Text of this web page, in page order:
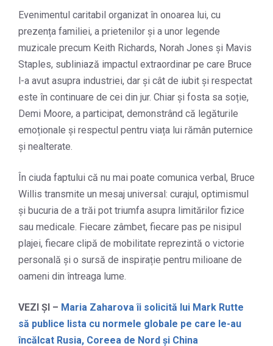
Evenimentul caritabil organizat în onoarea lui, cu
prezența familiei, a prietenilor și a unor legende
muzicale precum Keith Richards, Norah Jones și Mavis
Staples, subliniază impactul extraordinar pe care Bruce
l-a avut asupra industriei, dar și cât de iubit și respectat
este în continuare de cei din jur. Chiar și fosta sa soție,
Demi Moore, a participat, demonstrând că legăturile
emoționale și respectul pentru viața lui rămân puternice
și nealterate.
În ciuda faptului că nu mai poate comunica verbal, Bruce
Willis transmite un mesaj universal: curajul, optimismul
și bucuria de a trăi pot triumfa asupra limitărilor fizice
sau medicale. Fiecare zâmbet, fiecare pas pe nisipul
plajei, fiecare clipă de mobilitate reprezintă o victorie
personală și o sursă de inspirație pentru milioane de
oameni din întreaga lume.
VEZI ȘI – Maria Zaharova îi solicită lui Mark Rutte
să publice lista cu normele globale pe care le-au
încălcat Rusia, Coreea de Nord și China